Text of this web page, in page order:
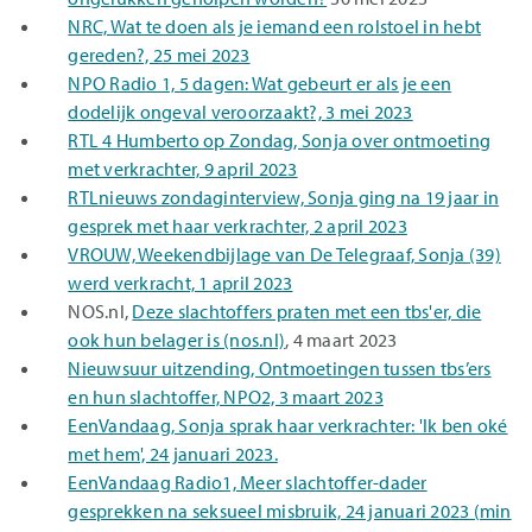
NRC, Wat te doen als je iemand een rolstoel in hebt
gereden?, 25 mei 2023
NPO Radio 1, 5 dagen: Wat gebeurt er als je een
dodelijk ongeval veroorzaakt?, 3 mei 2023
RTL 4 Humberto op Zondag, Sonja over ontmoeting
met verkrachter, 9 april 2023
RTLnieuws zondaginterview, Sonja ging na 19 jaar in
gesprek met haar verkrachter, 2 april 2023
VROUW, Weekendbijlage van De Telegraaf, Sonja (39)
werd verkracht, 1 april 2023
NOS.nl, Deze slachtoffers praten met een tbs'er, die
ook hun belager is (nos.nl), 4 maart 2023
Nieuwsuur uitzending, Ontmoetingen tussen tbs’ers
en hun slachtoffer, NPO2, 3 maart 2023
EenVandaag, Sonja sprak haar verkrachter: 'Ik ben oké
met hem', 24 januari 2023.
EenVandaag Radio1, Meer slachtoffer-dader
gesprekken na seksueel misbruik, 24 januari 2023 (min